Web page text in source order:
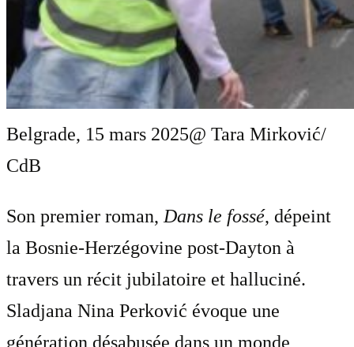
Belgrade, 15 mars 2025@ Tara Mirković/
CdB
Son premier roman, Dans le fossé, dépeint
la Bosnie-Herzégovine post-Dayton à
travers un récit jubilatoire et halluciné.
Sladjana Nina Perković évoque une
génération désabusée dans un monde